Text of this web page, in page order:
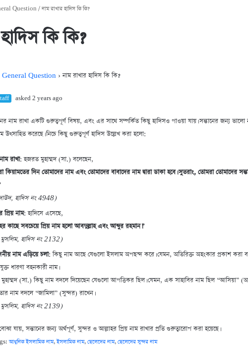
Question / নাম রাখার হাদিস কি কি?
কি কি?
Question ›নাম রাখার হাদিস কি কি?
asked 2 years ago
নাম রাখা একটি গুরুত্বপূর্ণ বিষয়, এবং এর সাথে সম্পর্কিত কিছু হাদিসও পাওয়া যায়। সন্তানের জন্য ভালো
উৎসাহিত করেছে। নিচে কিছু গুরুত্বপূর্ণ হাদিস উল্লেখ করা হলো:
রাখা: হজরত মুহাম্মদ (সা.) বলেছেন,
কিয়ামতের দিন তোমাদের নাম এবং তোমাদের বাবাদের নাম দ্বারা ডাকা হবে। সুতরাং, তোমরা তোমাদের
হাদিস নং 4948)
প্রিয় নাম: হাদিসে এসেছে,
কাছে সবচেয়ে প্রিয় নাম হলো আবদুল্লাহ এবং আব্দুর রহমান।”
মুসলিম, হাদিস নং 2132)
নাম এড়িয়ে চলা: কিছু নাম আছে যেগুলো ইসলাম অপছন্দ করে। যেমন, অতিরিক্ত অহংকার প্রকাশ করা
ধারণা বহনকারী নাম।
(সা.) কিছু নাম বদলে দিয়েছেন যেগুলো আপত্তিকর ছিল। যেমন, এক সাহাবির নাম ছিল “আসিয়া”
নাম বদলে “জামিলা” (সুন্দর) রাখেন।
মুসলিম, হাদিস নং 2139)
যায়, সন্তানের জন্য অর্থপূর্ণ, সুন্দর ও আল্লাহর প্রিয় নাম রাখার প্রতি গুরুত্বারোপ করা হয়েছে।
আধুনিক ইসলামিক নাম,ইসলামিক নাম, ছেলেদের নাম, ছেলেদের সুন্দর নাম